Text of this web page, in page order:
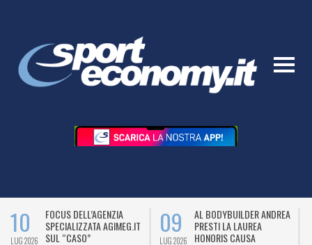
10
LUG 2026
FOCUS DELL’AGENZIA
SPECIALIZZATA AGIMEG.IT
SUL “CASO”
09
LUG 2026
AL BODYBUILDER ANDREA
PRESTI LA LAUREA
HONORIS CAUSA